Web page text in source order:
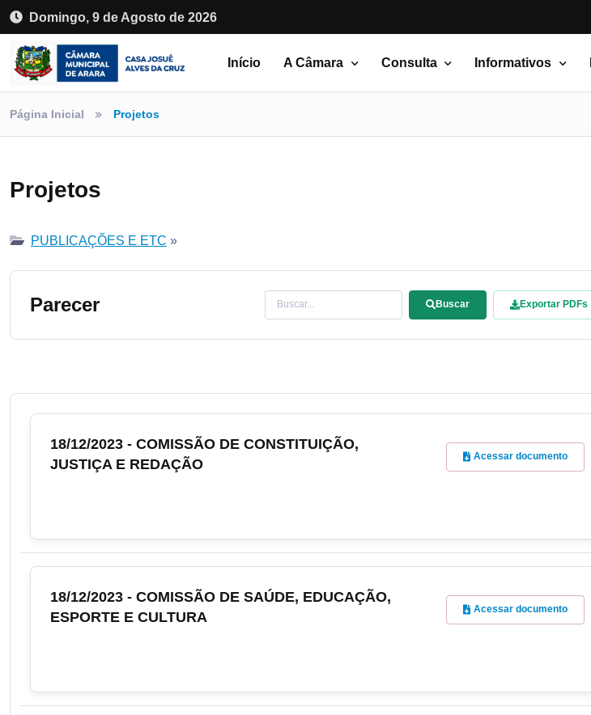
Domingo, 9 de Agosto de 2026
Início A Câmara Consulta Informativos
Página Inicial Projetos
Projetos
PUBLICAÇÕES E ETC »
Parecer Buscar Exportar PDFs
18/12/2023 - COMISSÃO DE CONSTITUIÇÃO,
JUSTIÇA E REDAÇÃO
Acessar documento
18/12/2023 - COMISSÃO DE SAÚDE, EDUCAÇÃO,
ESPORTE E CULTURA
Acessar documento